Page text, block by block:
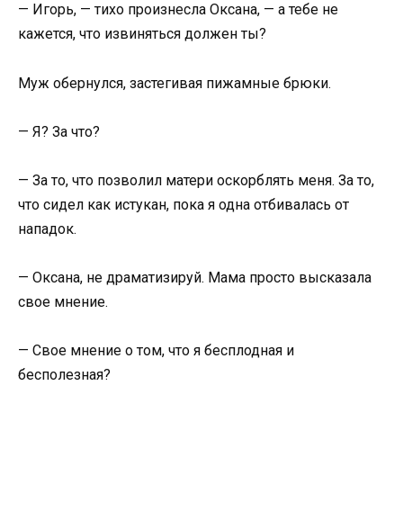
— Игорь, — тихо произнесла Оксана, — а тебе не
кажется, что извиняться должен ты?
Муж обернулся, застегивая пижамные брюки.
— Я? За что?
— За то, что позволил матери оскорблять меня. За то,
что сидел как истукан, пока я одна отбивалась от
нападок.
— Оксана, не драматизируй. Мама просто высказала
свое мнение.
— Свое мнение о том, что я бесплодная и
бесполезная?